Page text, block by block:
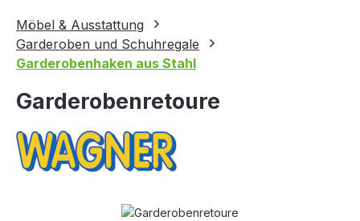
Möbel & Ausstattung
Garderoben und Schuhregale
Garderobenhaken aus Stahl
Garderobenretoure
Bildergalerie überspringen